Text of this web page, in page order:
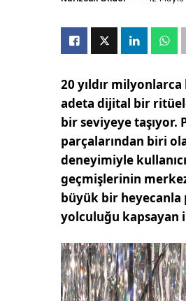
20 yıldır milyonlarca
adeta dijital bir
bir seviyeye taşıyor.
parçalarından biri
deneyimiyle
geçmişlerinin
büyük bir heyecanla
yolculuğu